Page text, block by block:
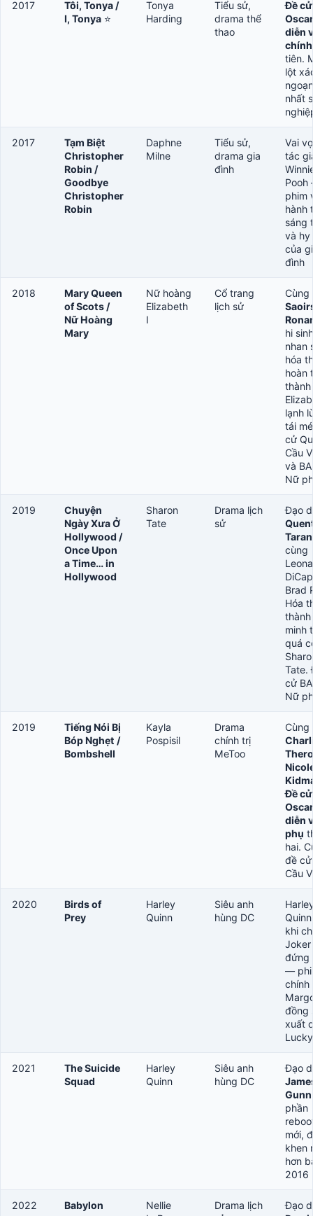
2017
Tôi, Tonya /
I, Tonya ⭐
Tonya
Harding
Tiểu sử,
drama thể
thao
Đề cử
diễn
chính
tiên.
lột
nhất
2017
Tạm Biệt
Christopher
Robin /
Goodbye
Christopher
Robin
Daphne
Milne
Tiểu sử,
drama gia
đình
Vai
tác
phim
hành
sáng
và hy
của
đình
2018
Mary Queen
of Scots /
Nữ Hoàng
Mary
Nữ hoàng
Elizabeth
I
Cổ trang
lịch sử
Cùng
hi sinh
nhan
hóa
hoàn
thành
lạnh
tái
cử
Cầu
và
Nữ
2019
Chuyện
Ngày Xưa Ở
Hollywood /
Once Upon
a Time… in
Hollywood
Sharon
Tate
Drama lịch
sử
Đạo
cùng
Brad
Hóa
minh
quá
Tate.
cử
Nữ
2019
Tiếng Nói Bị
Bóp Nghẹt /
Bombshell
Kayla
Pospisil
Drama
chính trị
MeToo
Cùng
Đề cử
diễn
phụ
hai.
đề cử
Cầu
2020
Birds of
Prey
Harley
Quinn
Siêu anh
hùng DC
khi
đứng
—
chính
đồng
xuất
2021
The Suicide
Squad
Harley
Quinn
Siêu anh
hùng DC
Đạo
Gunn
phần
mới,
khen
hơn
2016
2022 Babylon
Nellie
Drama lịch
Đạo